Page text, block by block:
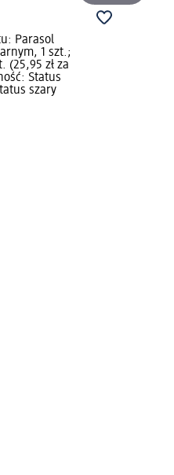
Parasol
1 szt.;
(25,95 zł za
Status
szary